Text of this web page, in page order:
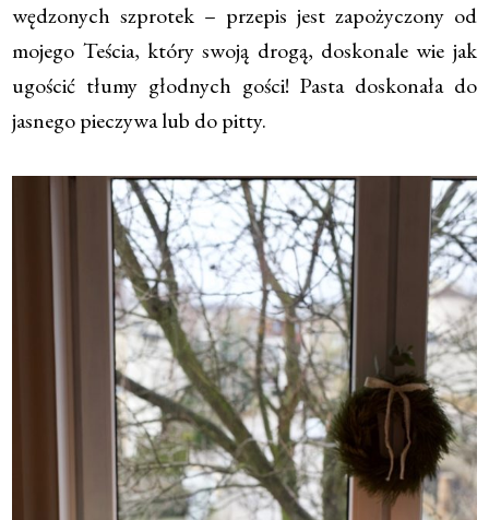
wędzonych szprotek – przepis jest zapożyczony od
mojego Teścia, który swoją drogą, doskonale wie jak
ugościć tłumy głodnych gości! Pasta doskonała do
jasnego pieczywa lub do pitty.